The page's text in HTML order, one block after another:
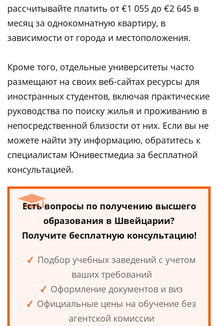
рассчитывайте платить от €1 055 до €2 645 в
месяц за однокомнатную квартиру, в
зависимости от города и местоположения.
Кроме того, отдельные университеты часто
размещают на своих веб-сайтах ресурсы для
иностранных студентов, включая практические
руководства по поиску жилья и проживанию в
непосредственной близости от них. Если вы не
можете найти эту информацию, обратитесь к
специалистам Юнивестмедиа за бесплатной
консультацией.
Есть вопросы по получению высшего
образования в Швейцарии?
Получите бесплатную консультацию!
Подбор учебных заведений с учетом
ваших требований
Оформление документов и виз
Официальные цены на обучение без
агентской комиссии